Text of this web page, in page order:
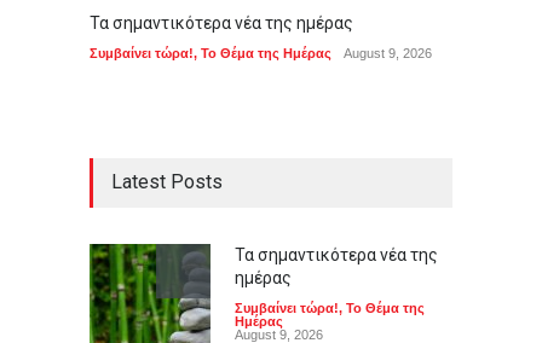
Τα σημαντικότερα νέα της ημέρας
Συμβαίνει τώρα!, Το Θέμα της Ημέρας August 9, 2026
Latest Posts
Τα σημαντικότερα νέα της
ημέρας
Συμβαίνει τώρα!, Το Θέμα της
Ημέρας
August 9, 2026